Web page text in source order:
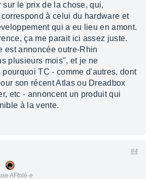
sur le prix de la chose, qui,
à celui du hardware et
qui a eu lieu en amont.
ça me parait ici assez juste.
est annoncée outre-Rhin
plusieurs mois", et je ne
pourquoi TC - comme d'autres, dont
son récent Atlas ou Dreadbox
etc - annoncent un produit qui
à la vente.
AFfolé·e
#4